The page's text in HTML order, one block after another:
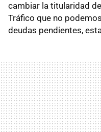
cambiar la titularidad
Tráfico que no
deudas pendientes,